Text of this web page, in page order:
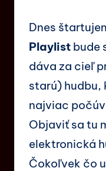
Dnes
Playlist bude
dáva za cieľ
starú) hudbu,
najviac
Objaviť sa tu
elektronická
Čokoľvek čo